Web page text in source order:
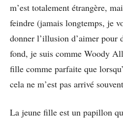
m’est totalement étrangère,
feindre (jamais longtemps, je
donner l’illusion d’aimer pour
fond, je suis comme Woody
fille comme parfaite que
cela ne m’est pas arrivé
La jeune fille est un papillon